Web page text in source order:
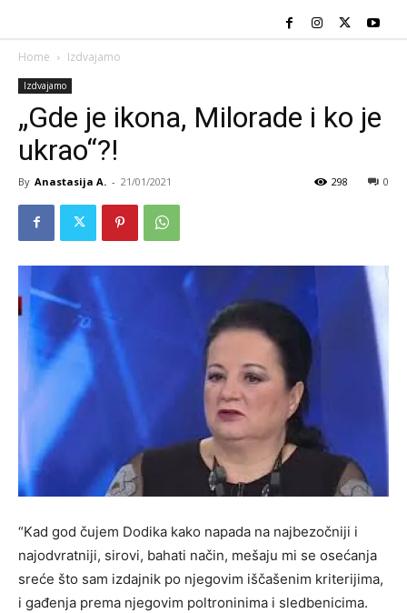
Home Izdvajamo
Izdvajamo
„Gde je ikona, Milorade i ko je
ukrao“?!
By Anastasija A. - 21/01/2021 0
298
“Kad god čujem Dodika kako napada na najbezočniji i
najodvratniji, sirovi, bahati način, mešaju mi se osećanja
sreće što sam izdajnik po njegovim iščašenim kriterijima,
i gađenja prema njegovim poltroninima i sledbenicima.